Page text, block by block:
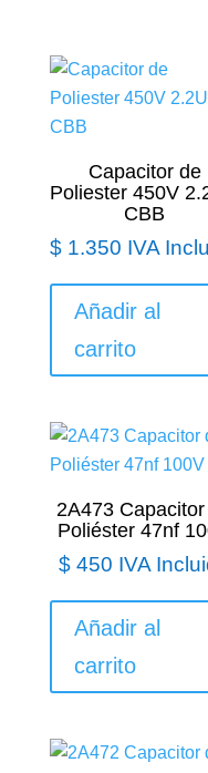
Capacitor de
Poliester 450V
CBB
$ 1.350 IVA
Añadir al
carrito
2A473
Poliéster 47nf
$ 450 IVA
Añadir al
carrito